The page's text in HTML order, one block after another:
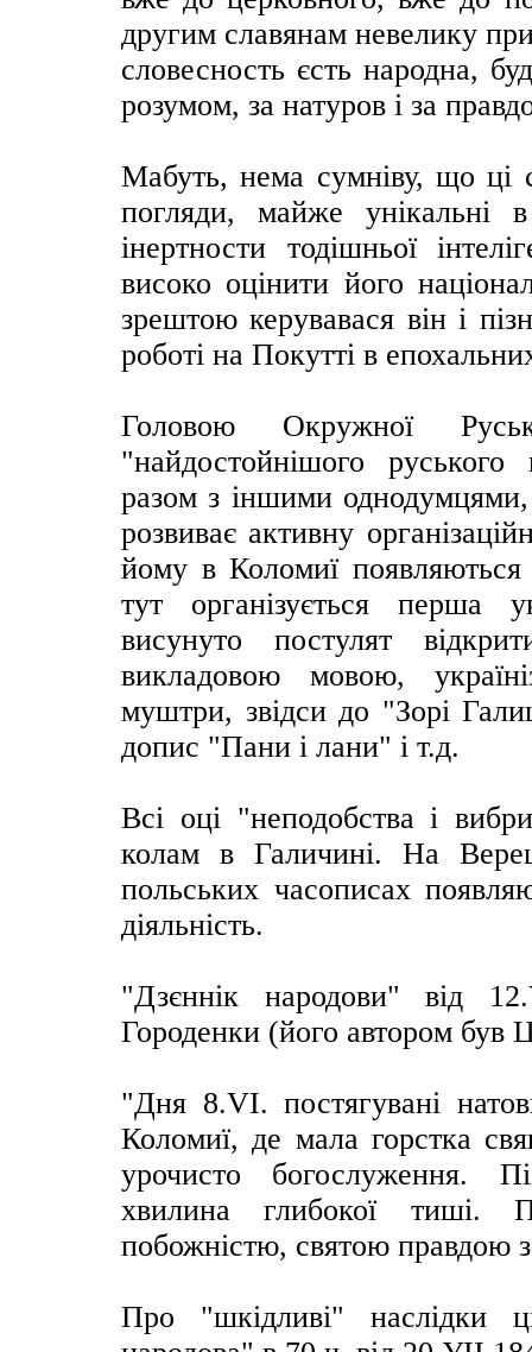
другим славянам невелику
словесность єсть народна,
розумом, за натуров і за
Мабуть, нема сумніву, що ці
погляди, майже унікальні
інертности тодішньої
високо оцінити його
зрештою керувавася він і
роботі на Покутті в
Головою Окружної
"найдостойнішого
разом з іншими
розвиває активну
йому в Коломиї появляються
тут організується перша
висунуто постулят
викладовою мовою,
муштри, звідси до "Зорі
допис "Пани і лани" і т.д.
Всі оці "неподобства і
колам в Галичині. На
польських часописах
діяльність.
"Дзєннік народови" від
Городенки (його автором був
"Дня 8.VІ. постягувані
Коломиї, де мала горстка
урочисто богослуження.
хвилина глибокої тиші.
побожністю, святою правдою
Про "шкідливі" наслідки